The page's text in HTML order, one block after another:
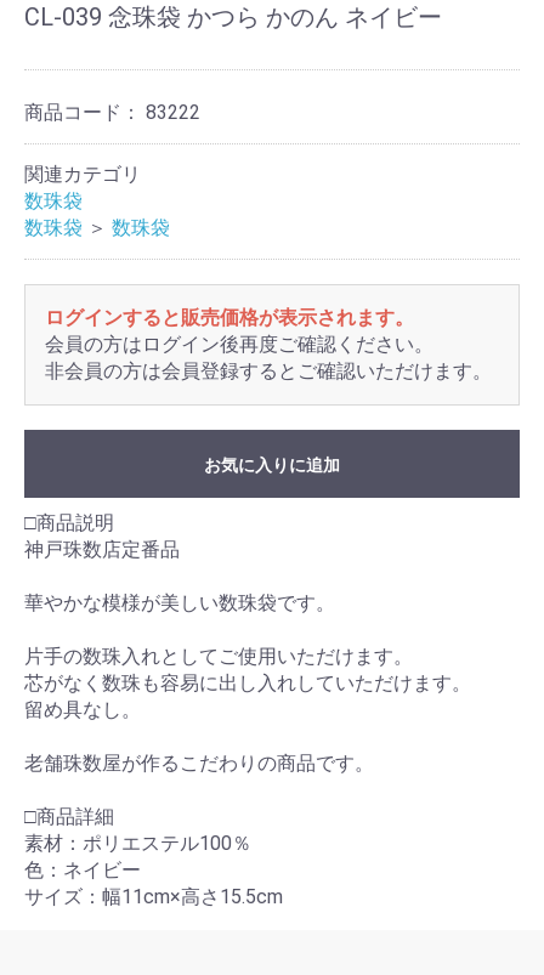
CL-039 念珠袋 かつら かのん ネイビー
商品コード： 83222
関連カテゴリ
数珠袋
数珠袋 ＞ 数珠袋
ログインすると販売価格が表示されます。
会員の方はログイン後再度ご確認ください。
非会員の方は会員登録するとご確認いただけます。
お気に入りに追加
□商品説明
神戸珠数店定番品
華やかな模様が美しい数珠袋です。
片手の数珠入れとしてご使用いただけます。
芯がなく数珠も容易に出し入れしていただけます。
留め具なし。
老舗珠数屋が作るこだわりの商品です。
□商品詳細
素材：ポリエステル100％
色：ネイビー
サイズ：幅11cm×高さ15.5cm